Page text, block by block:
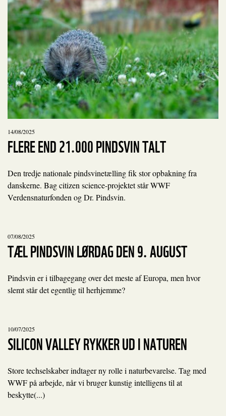
14/08/2025
FLERE END 21.000 PINDSVIN TALT
Den tredje nationale pindsvinetælling fik stor opbakning fra
danskerne. Bag citizen science-projektet står WWF
Verdensnaturfonden og Dr. Pindsvin.
07/08/2025
TÆL PINDSVIN LØRDAG DEN 9. AUGUST
Pindsvin er i tilbagegang over det meste af Europa, men hvor
slemt står det egentlig til herhjemme?
10/07/2025
SILICON VALLEY RYKKER UD I NATUREN
Store techselskaber indtager ny rolle i naturbevarelse. Tag med
WWF på arbejde, når vi bruger kunstig intelligens til at
beskytte(...)